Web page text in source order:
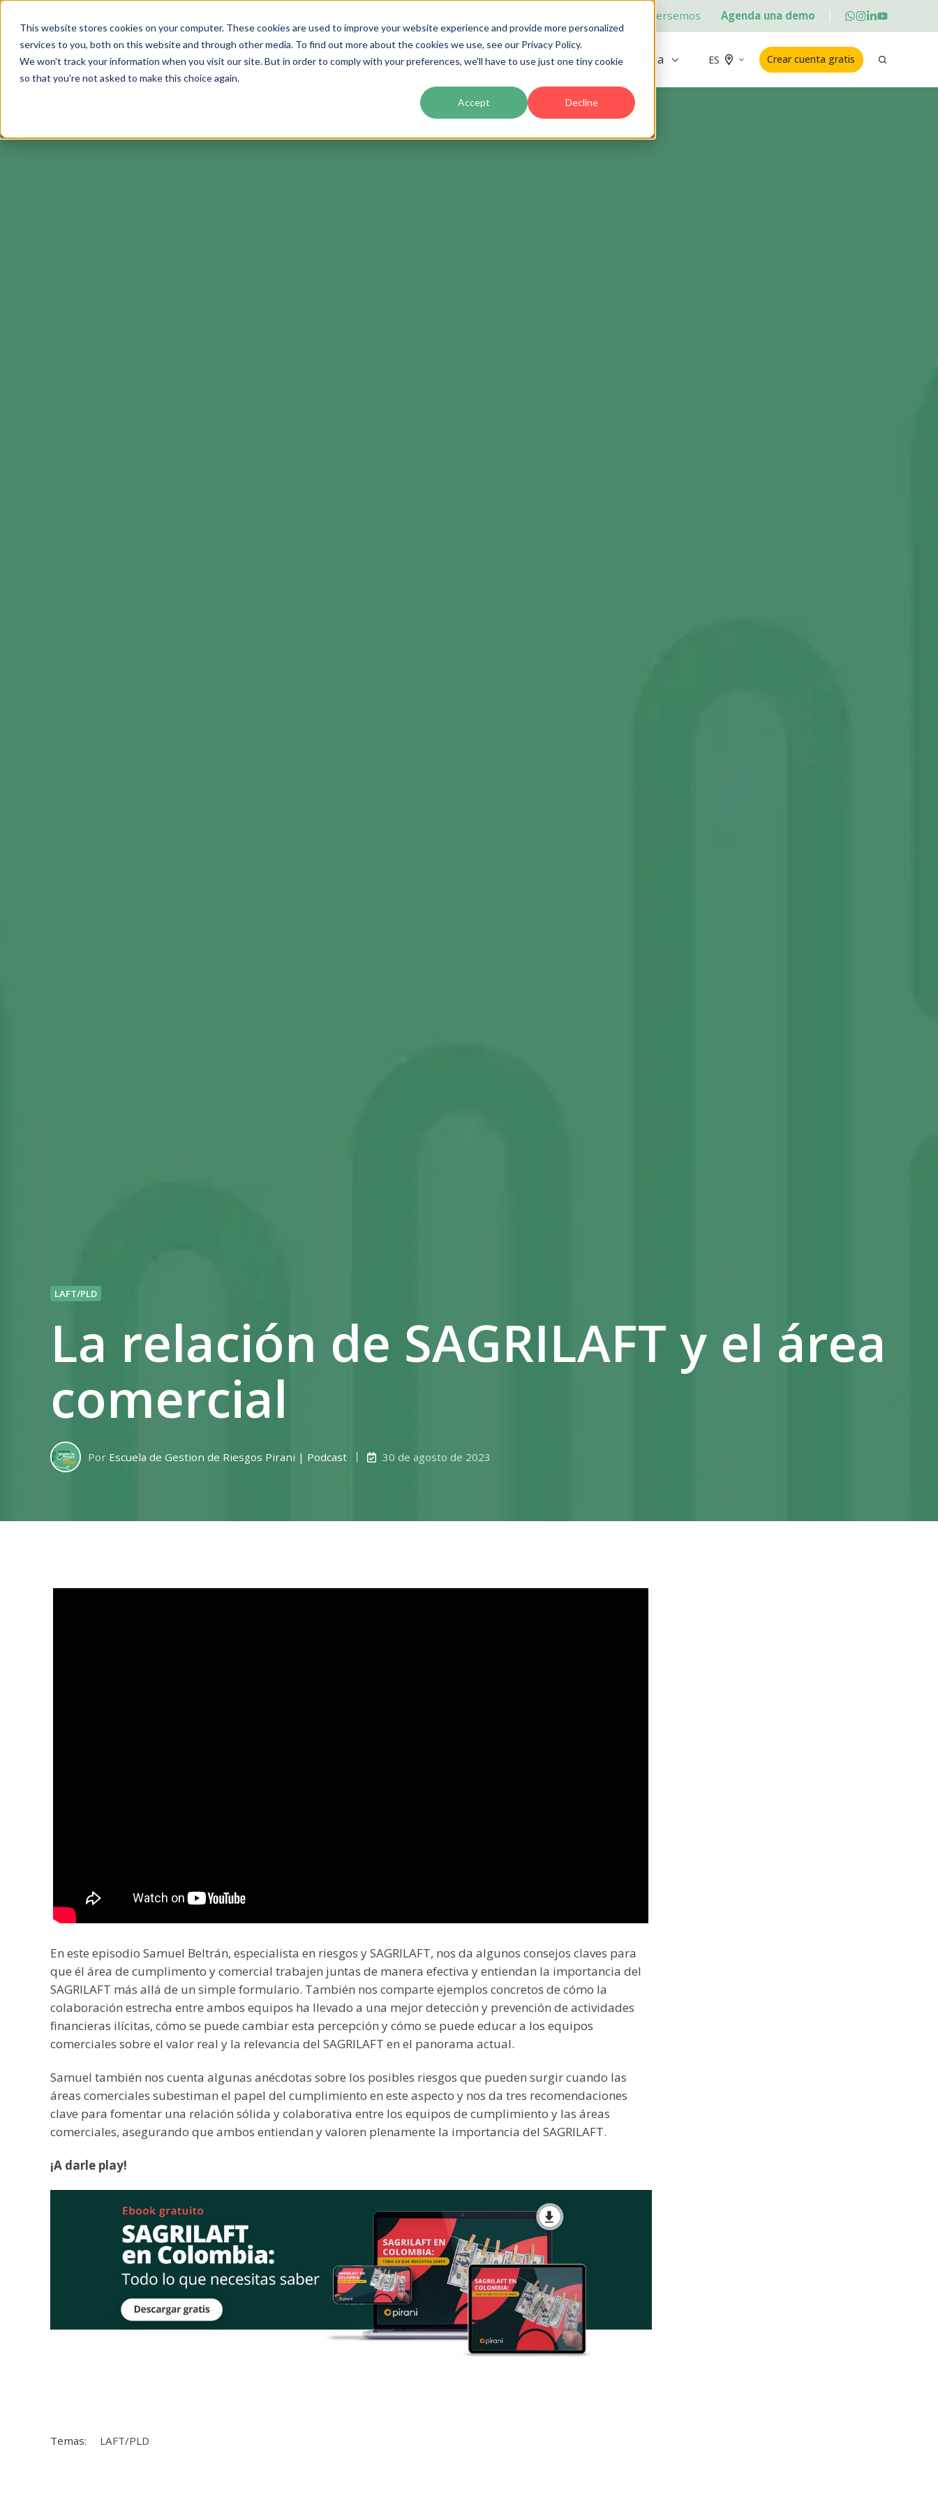
This website stores cookies on your computer. These cookies are used to improve your website experience and provide more personalized
services to you, both on this website and through other media. To find out more about the cookies we use, see our Privacy Policy.
We won't track your information when you visit our site. But in order to comply with your preferences, we'll have to use just one tiny cookie
so that you're not asked to make this choice again.
Accept Decline
Conversemos Agenda una demo
Soluciones Producto Precios Clientes Partners Academia ES Crear cuenta gratis
LAFT/PLD
La relación de SAGRILAFT y el área
comercial
Por Escuela de Gestion de Riesgos Pirani | Podcast 30 de agosto de 2023
En este episodio Samuel Beltrán, especialista en riesgos y SAGRILAFT, nos da algunos consejos claves para
que él área de cumplimento y comercial trabajen juntas de manera efectiva y entiendan la importancia del
SAGRILAFT más allá de un simple formulario. También nos comparte ejemplos concretos de cómo la
colaboración estrecha entre ambos equipos ha llevado a una mejor detección y prevención de actividades
financieras ilícitas, cómo se puede cambiar esta percepción y cómo se puede educar a los equipos
comerciales sobre el valor real y la relevancia del SAGRILAFT en el panorama actual.
Samuel también nos cuenta algunas anécdotas sobre los posibles riesgos que pueden surgir cuando las
áreas comerciales subestiman el papel del cumplimiento en este aspecto y nos da tres recomendaciones
clave para fomentar una relación sólida y colaborativa entre los equipos de cumplimiento y las áreas
comerciales, asegurando que ambos entiendan y valoren plenamente la importancia del SAGRILAFT.
¡A darle play!
Temas: LAFT/PLD